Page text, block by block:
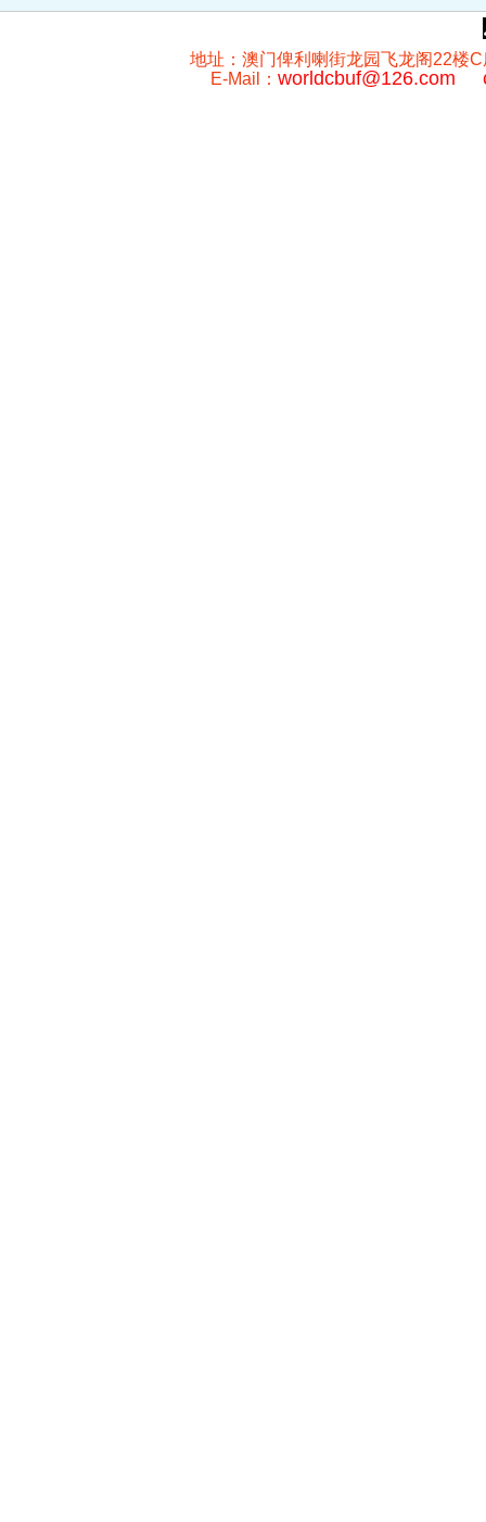
地址：澳门俾利喇街龙园飞龙阁22楼
E-Mail： worldcbuf@126.com